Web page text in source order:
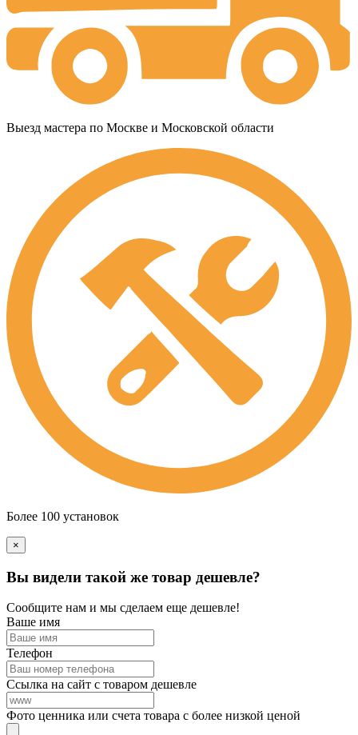
Выезд мастера по Москве и Московской области
Более 100 установок
×
Вы видели такой же товар дешевле?
Сообщите нам и мы сделаем еще дешевле!
Ваше имя
Телефон
Ссылка на сайт с товаром дешевле
Фото ценника или счета товара с более низкой ценой